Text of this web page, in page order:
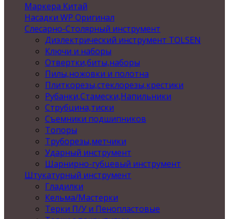
Маркера Китай
Насадки WP Оригинал
Слесарно-Столярный инструмент
Диэлектрический инструмент TOLSEN
Ключи и наборы
Отвертки,биты,наборы
Пилы,ножовки и полотна
Плиткорезы,стеклорезы,крестики
Рубанки,Стамески,Напильники
Струбцина,тиски
Съемники подшипников
Топоры
Труборезы,метчики
Ударный инструмент
Шарнирно-губцевый инструмент
Штукатурный инструмент
Гладилки
Кельма/Мастерки
Терки П/У и Пенопластовые